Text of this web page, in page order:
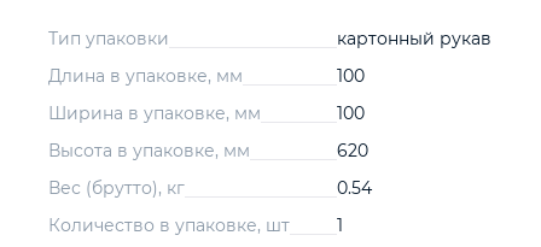
Тип упаковки
картонный рукав
Длина в упаковке, мм
100
Ширина в упаковке, мм
100
Высота в упаковке, мм
620
Вес (брутто), кг
0.54
Количество в упаковке, шт
1